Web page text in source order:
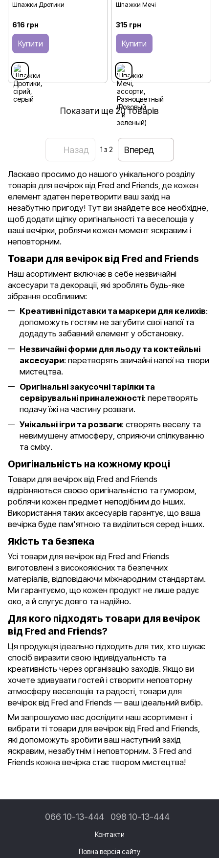
Шпажки Дротики
616 грн
Купити
Шпажки Мечі
315 грн
Купити
Показати ще 20 товарів
Назад 1 з 2 Вперед
Ласкаво просимо до нашого унікального розділу
товарів для вечірок від Fred and Friends, де кожен
елемент здатен перетворити ваш захід на
незабутню пригоду! Тут ви знайдете все необхідне,
щоб додати щіпку оригінальності та веселощів у
ваші вечірки, роблячи кожен момент яскравим і
неповторним.
Товари для вечірок від Fred and Friends
Наш асортимент включає в себе незвичайні
аксесуари та декорації, які зроблять будь-яке
зібрання особливим:
Креативні підставки та маркери для келихів:
допоможуть гостям не загубити свої напої та
додадуть забавний елемент у обстановку.
Незвичайні форми для льоду та коктейльні
аксесуари: перетворять звичайні напої на твори
мистецтва.
Оригінальні закусочні тарілки та
сервірувальні приналежності: перетворять
подачу їжі на частину розваги.
Унікальні ігри та розваги: створять веселу та
невимушену атмосферу, сприяючи спілкуванню
та сміху.
Оригінальність на кожному кроці
Товари для вечірок від Fred and Friends
відрізняються своєю оригінальністю та гумором,
роблячи кожен предмет неподібним до інших.
Використання таких аксесуарів гарантує, що ваша
вечірка буде пам'ятною та виділиться серед інших.
Якість та безпека
Усі товари для вечірок від Fred and Friends
виготовлені з високоякісних та безпечних
матеріалів, відповідаючи міжнародним стандартам.
Ми гарантуємо, що кожен продукт не лише радує
око, а й слугує довго та надійно.
Для кого підходять товари для вечірок
від Fred and Friends?
Ця продукція ідеально підходить для тих, хто шукає
спосіб виразити свою індивідуальність та
креативність через організацію заходів. Якщо ви
хочете здивувати гостей і створити неповторну
атмосферу веселощів та радості, товари для
вечірок від Fred and Friends — ваш ідеальний вибір.
Ми запрошуємо вас дослідити наш асортимент і
вибрати ті товари для вечірок від Fred and Friends,
які допоможуть зробити ваш наступний захід
яскравим, незабутнім і неповторним. З Fred and
Friends кожна вечірка стає твором мистецтва!
066 10-13-444 098 10-13-444
Контакти
Повна версія сайту